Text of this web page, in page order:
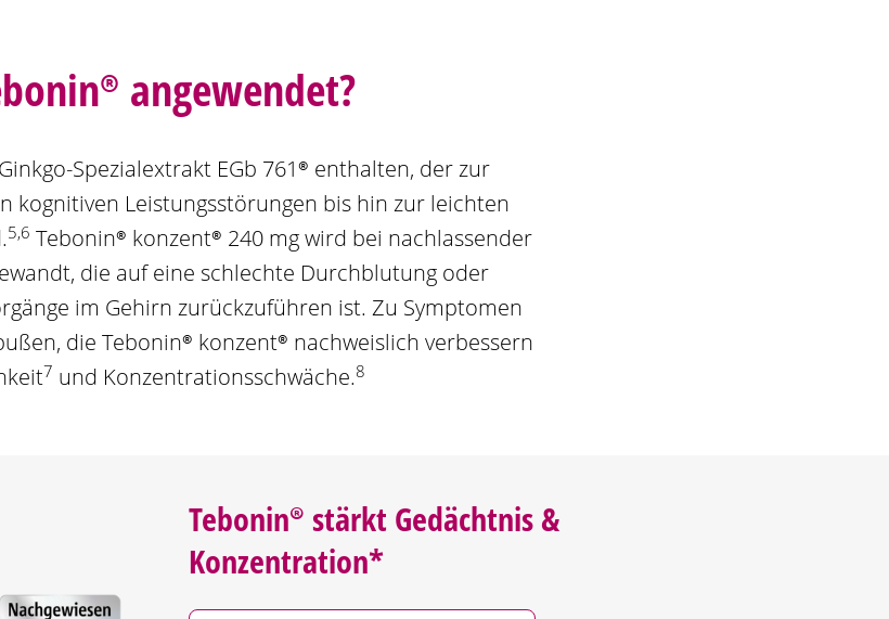
angewendet?
Ginkgo-Spezialextrakt EGb 761® enthalten, der zur
kognitiven Leistungsstörungen bis hin zur leichten
5,6 Tebonin® konzent® 240 mgwird bei nachlassender
die auf eine schlechte Durchblutung oder
im Gehirn zurückzuführen ist. Zu Symptomen
die Tebonin® konzent® nachweislich verbessern
7 und Konzentrationsschwäche.8
Tebonin®stärkt Gedächtnis &
Konzentration*